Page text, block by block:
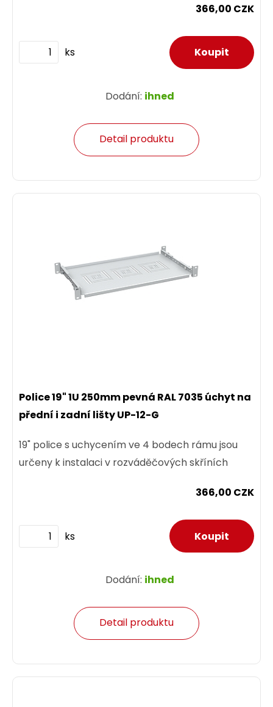
366,00 CZK
ks
Dodání: ihned
Detail produktu
Police 19" 1U 250mm pevná RAL 7035 úchyt na
přední i zadní lišty UP-12-G
19" police s uchycením ve 4 bodech rámu jsou
určeny k instalaci v rozváděčových skříních
366,00 CZK
ks
Dodání: ihned
Detail produktu